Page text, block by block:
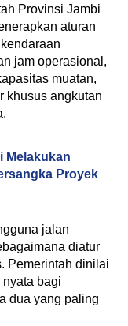
Provinsi Jambi
aturan
jam operasional,
muatan,
khusus angkutan
Melakukan
Proyek
jalan
diatur
Pemerintah dinilai
bagi
dua yang paling